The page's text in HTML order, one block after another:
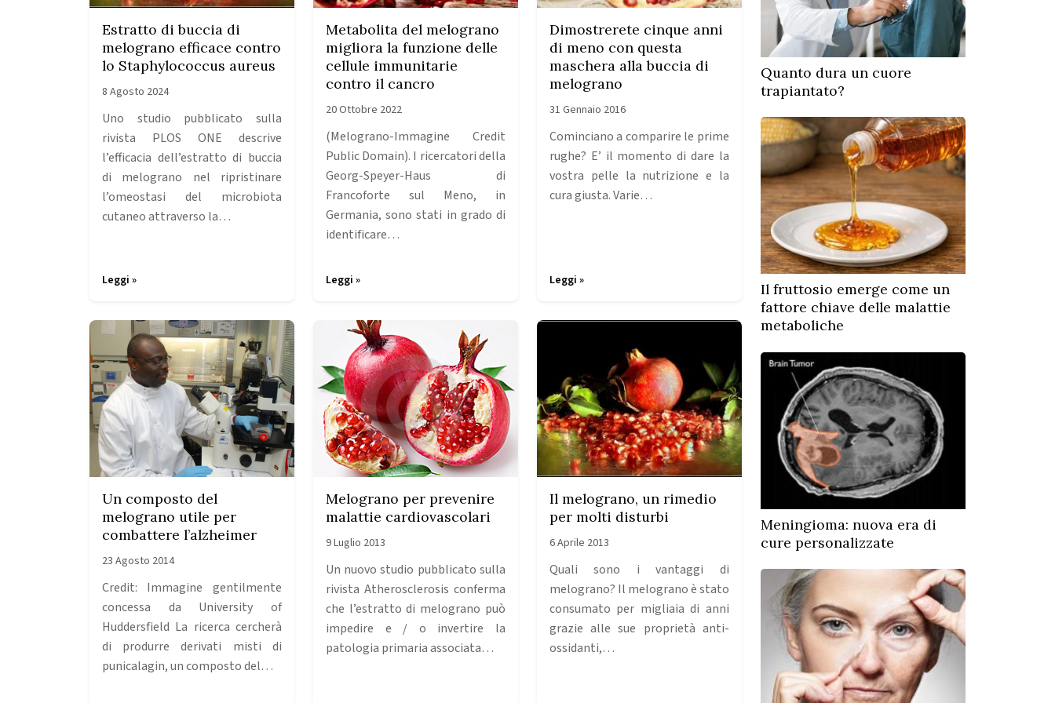
Estratto di buccia di
melograno efficace contro
lo Staphylococcus aureus
8 Agosto 2024
Uno studio pubblicato sulla
rivista PLOS ONE descrive
l’efficacia dell’estratto di buccia
di melograno nel ripristinare
l’omeostasi del microbiota
cutaneo attraverso la…
Leggi »
Metabolita del melograno
migliora la funzione delle
cellule immunitarie
contro il cancro
20 Ottobre 2022
(Melograno-Immagine Credit
Public Domain). I ricercatori della
Georg-Speyer-Haus di
Francoforte sul Meno, in
Germania, sono stati in grado di
identificare…
Leggi »
Dimostrerete cinque anni
di meno con questa
maschera alla buccia di
melograno
31 Gennaio 2016
Cominciano a comparire le prime
rughe? E’ il momento di dare la
vostra pelle la nutrizione e la
cura giusta. Varie…
Leggi »
Un composto del
melograno utile per
combattere l’alzheimer
23 Agosto 2014
Credit: Immagine gentilmente
concessa da University of
Huddersfield La ricerca cercherà
di produrre derivati ​​misti di
punicalagin, un composto del…
Melograno per prevenire
malattie cardiovascolari
9 Luglio 2013
Un nuovo studio pubblicato sulla
rivista Atherosclerosis conferma
che l’estratto di melograno può
impedire e / o invertire la
patologia primaria associata…
Il melograno, un rimedio
per molti disturbi
6 Aprile 2013
Quali sono i vantaggi di
melograno? Il melograno è stato
consumato per migliaia di anni
grazie alle sue proprietà anti-
ossidanti,…
Quanto dura un cuore
trapiantato?
Il fruttosio emerge come un
fattore chiave delle malattie
metaboliche
Meningioma: nuova era di
cure personalizzate